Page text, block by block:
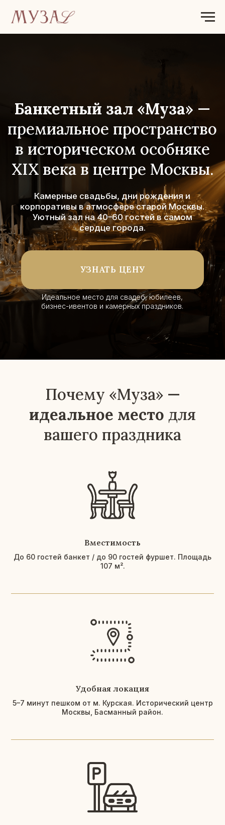
Идеальное место для свадеб, юбилеев,
бизнес-ивентов и камерных праздников.
Камерные свадьбы, дни рождения и
корпоративы в атмосфере старой Москвы.
Уютный зал на 40–60 гостей в самом
сердце города.
в историческом особняке
XIX века в центре Москвы.
УЗНАТЬ ЦЕНУ
идеальное местодля
вашего праздника
Вместимость
До 60 гостей банкет / до 90 гостей фуршет. Площадь
107 м².
Удобная локация
5–7 минут пешком от м. Курская. Исторический центр
Москвы, Басманный район.